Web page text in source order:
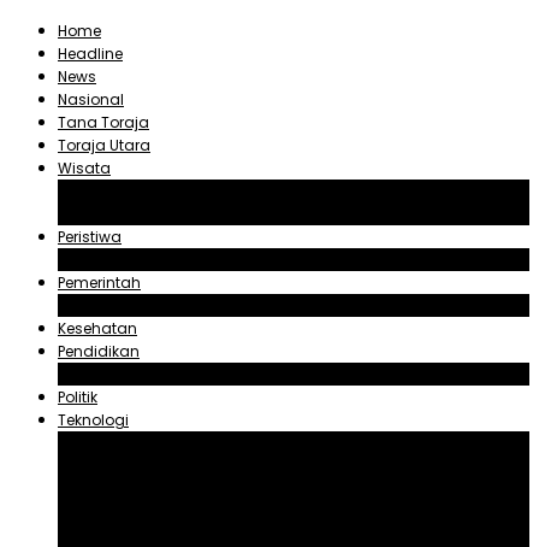
Home
Headline
News
Nasional
Tana Toraja
Toraja Utara
Wisata
Peristiwa
Pemerintah
Kesehatan
Pendidikan
Politik
Teknologi